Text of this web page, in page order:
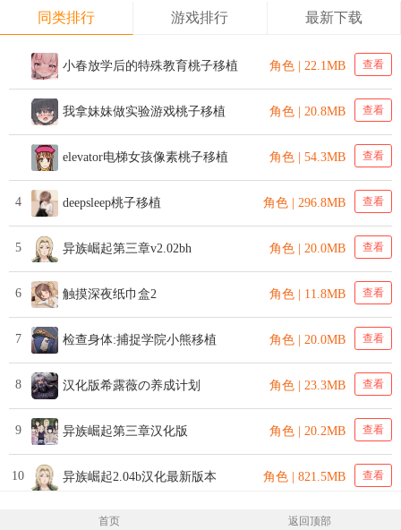
同类排行 游戏排行 最新下载
小春放学后的特殊教育桃子移植 角色 | 22.1MB 查看
我拿妹妹做实验游戏桃子移植 角色 | 20.8MB 查看
elevator电梯女孩像素桃子移植 角色 | 54.3MB 查看
4 deepsleep桃子移植 角色 | 296.8MB 查看
5 异族崛起第三章v2.02bh 角色 | 20.0MB 查看
6 触摸深夜纸巾盒2 角色 | 11.8MB 查看
7 检查身体:捕捉学院小熊移植 角色 | 20.0MB 查看
8 汉化版希露薇の养成计划 角色 | 23.3MB 查看
9 异族崛起第三章汉化版 角色 | 20.2MB 查看
10 异族崛起2.04b汉化最新版本 角色 | 821.5MB 查看
首页 返回顶部